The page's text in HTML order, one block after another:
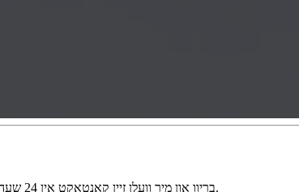
פֿאַר ינקוועריז וועגן אונדזער פּראָדוקטן אָדער פּרייסליסט, ביטע לאָזן אונדז דיין E- בריוו און מיר וועלן זיין קאָנטאַקט אין 24 שעה.